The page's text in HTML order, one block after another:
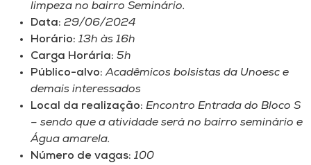
limpeza no bairro Seminário.
Data: 29/06/2024
Horário: 13h às 16h
Carga Horária: 5h
Público-alvo: Acadêmicos bolsistas da Unoesc e
demais interessados
Local da realização: Encontro Entrada do Bloco S
– sendo que a atividade será no bairro seminário e
Água amarela.
Número de vagas: 100